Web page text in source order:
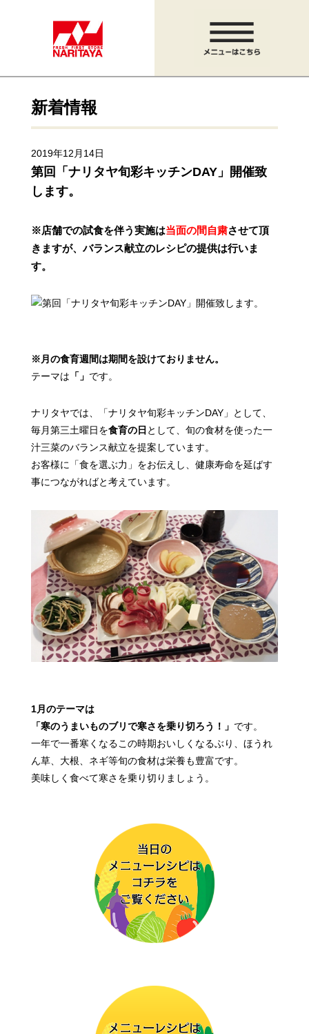
新着情報
2019年12月14日
第回「ナリタヤ旬彩キッチンDAY」開催致
します。
※店舗での試食を伴う実施は当面の間自粛させて頂
きますが、バランス献立のレシピの提供は行いま
す。
※月の食育週間は期間を設けておりません。
テーマは 「」 です。
ナリタヤでは、「ナリタヤ旬彩キッチンDAY」として、
毎月第三土曜日を食育の日 として、 旬の食材を使った一
汁三菜のバランス献立を提案しています。
お客様に「食を選ぶ力」をお伝えし、健康寿命を延ばす
事につながればと考えています。
1月のテーマは
「寒のうまいものブリで寒さを乗り切ろう！」 です。
一年で一番寒くなるこの時期おいしくなるぶり、 ほうれ
ん草、大根、ネギ等旬の食材は栄養も豊富です。
美味しく食べて寒さを乗り切りましょう。